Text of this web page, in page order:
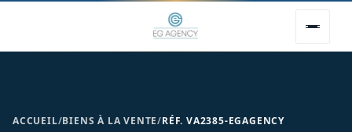
ACCUEIL/BIENS À LA VENTE/RÉF. VA2385-EGAGENCY